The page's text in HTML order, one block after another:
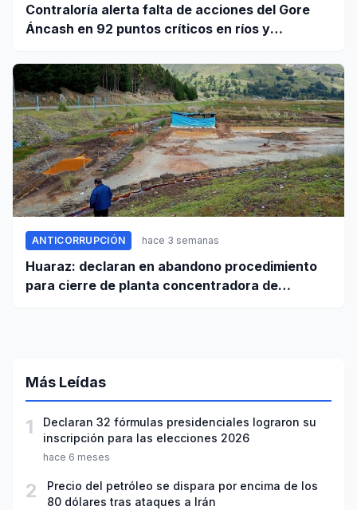
Contraloría alerta falta de acciones del Gore
Áncash en 92 puntos críticos en ríos y
ANTICORRUPCIÓN hace 3 semanas
Huaraz: declaran en abandono procedimiento
para cierre de planta concentradora de
Más Leídas
1
Declaran 32 fórmulas presidenciales lograron su
inscripción para las elecciones 2026
hace 6 meses
2
Precio del petróleo se dispara por encima de los
80 dólares tras ataques a Irán